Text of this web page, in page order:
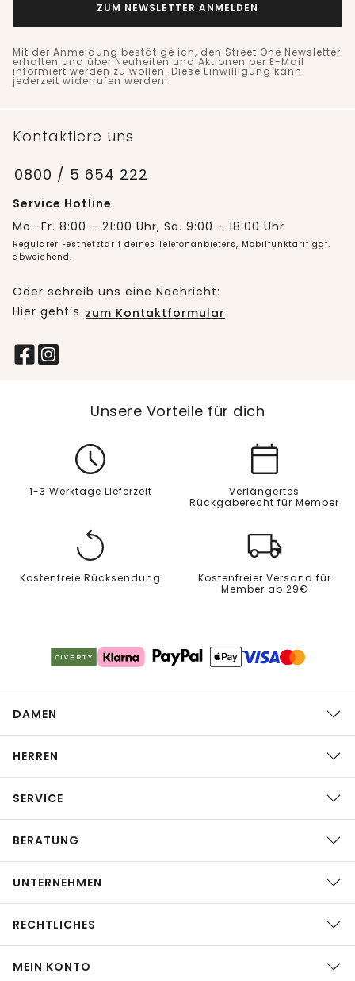
ZUM NEWSLETTER ANMELDEN
Mit der Anmeldung bestätige ich, den Street One Newsletter
erhalten und über Neuheiten und Aktionen per E-Mail
informiert werden zu wollen. Diese Einwilligung kann
jederzeit widerrufen werden.
Kontaktiere uns
0800 / 5 654 222
Service Hotline
Mo.-Fr. 8:00 – 21:00 Uhr, Sa. 9:00 – 18:00 Uhr
Regulärer Festnetztarif deines Telefonanbieters, Mobilfunktarif ggf.
abweichend.
Oder schreib uns eine Nachricht:
Hier geht’s zum Kontaktformular
Unsere Vorteile für dich
1-3 Werktage Lieferzeit
Verlängertes
Rückgaberecht für Member
Kostenfreie Rücksendung
Kostenfreier Versand für
Member ab 29€
DAMEN
HERREN
SERVICE
BERATUNG
UNTERNEHMEN
RECHTLICHES
MEIN KONTO